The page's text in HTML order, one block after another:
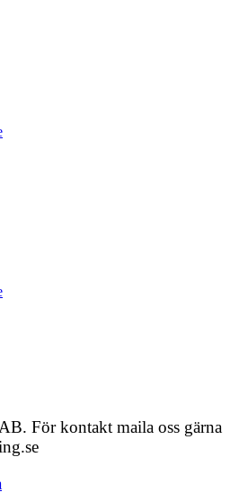
För kontakt maila oss gärna